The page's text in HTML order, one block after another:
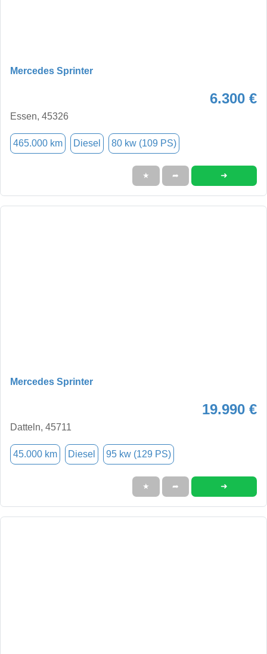
Mercedes Sprinter
6.300 €
Essen, 45326
465.000 km Diesel 80 kw (109 PS)
★ ➦ ➜
Mercedes Sprinter
19.990 €
Datteln, 45711
45.000 km Diesel 95 kw (129 PS)
★ ➦ ➜